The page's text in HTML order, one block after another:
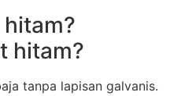
hitam?
tanpa lapisan galvanis.